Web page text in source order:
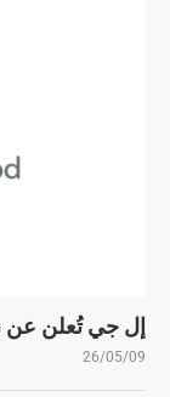
إل جي تُعلن عن
26/05/09